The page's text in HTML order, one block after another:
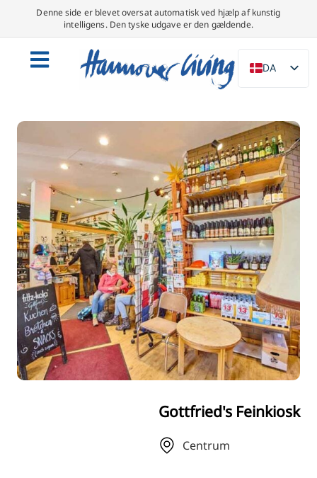
Denne side er blevet oversat automatisk ved hjælp af kunstig
intelligens. Den tyske udgave er den gældende.
DA
DE
NL
PL
ES
IT
SV
FR
PT
TR
RU
FI
ZH
JA
Gottfried's Feinkiosk
Centrum